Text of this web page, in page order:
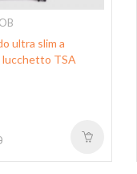
ultra slim a
TSA